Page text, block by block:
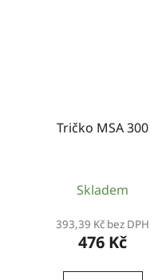
Tričko MSA 300
Skladem
393,39 Kč bez DPH
476 Kč